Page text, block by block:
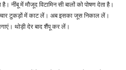
नींबू में मौजूद विटामिन सी बालों को पोषण देता है।
चार टुकड़ों में काट लें। अब इसका जूस निकाल लें।
थोड़ी देर बाद शैंपू कर लें।